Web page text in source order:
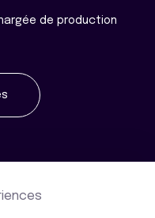
de production